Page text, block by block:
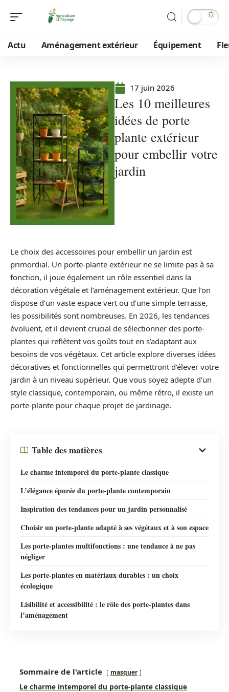
Actu Aménagement extérieur Équipement
17 juin 2026
Les 10 meilleures
idées de porte
plante extérieur
pour embellir votre
jardin
Le choix des accessoires pour embellir un jardin est
primordial. Un porte-plante extérieur ne se limite pas à sa
fonction, il joue également un rôle essentiel dans la
décoration végétale et l’aménagement extérieur. Que l’on
dispose d’un vaste espace vert ou d’une simple terrasse,
les possibilités sont nombreuses. En 2026, les tendances
évoluent, et il devient crucial de sélectionner des porte-
plantes qui reflètent vos goûts tout en s’adaptant aux
besoins de vos végétaux. Cet article explore diverses idées
décoratives et fonctionnelles qui permettront d’élever votre
jardin à un niveau supérieur. Que vous soyez adepte d’un
style classique, contemporain, ou même rétro, il existe un
porte-plante pour chaque projet de jardinage.
Table des matières
Le charme intemporel du porte-plante classique
L’élégance épurée du porte-plante contemporain
Inspiration des tendances pour un jardin personnalisé
Choisir un porte-plante adapté à ses végétaux et à son espace
Les porte-plantes multifonctions : une tendance à ne pas
négliger
Les porte-plantes en matériaux durables : un choix
écologique
Lisibilité et accessibilité : le rôle des porte-plantes dans
l’aménagement
Sommaire de l'article masquer
Le charme intemporel du porte-plante classique